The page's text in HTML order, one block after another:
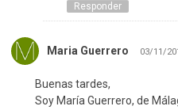
Responder
Maria Guerrero 03/11/
Buenas tardes,
Soy María Guerrero, de